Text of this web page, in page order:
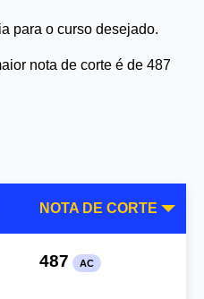
para o curso desejado.
nota de corte é de 487
NOTA DE CORTE
487 AC